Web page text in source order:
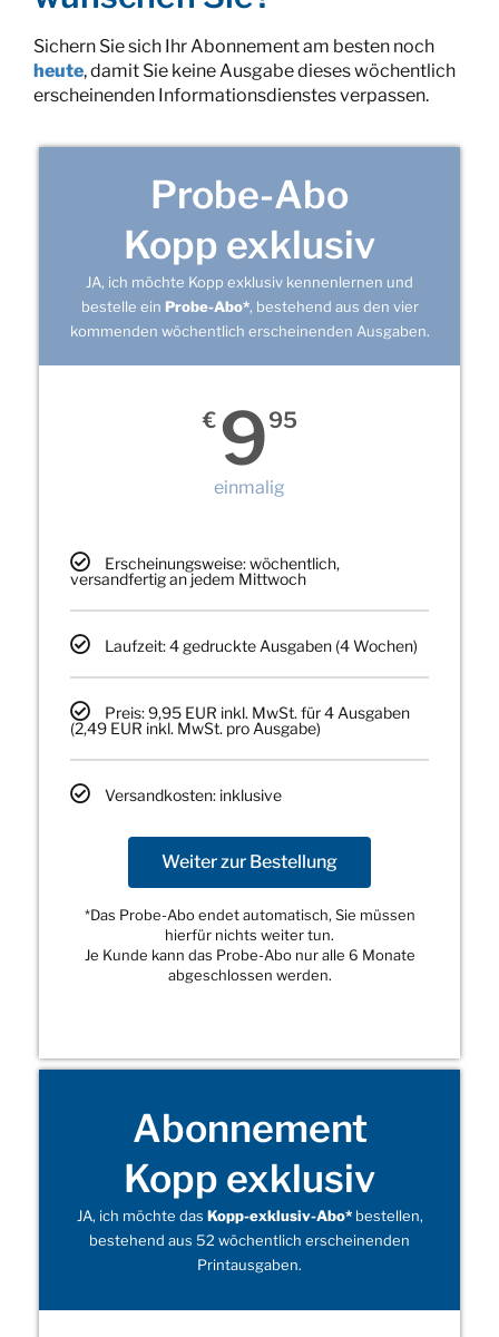
Sichern Sie sich Ihr Abonnement am besten noch
heute, damit Sie keine Ausgabe dieses wöchentlich
erscheinenden Informationsdienstes verpassen.
Probe-Abo
Kopp exklusiv
JA, ich möchte Kopp exklusiv kennenlernen und
bestelle ein Probe-Abo*, bestehend aus den vier
kommenden wöchentlich erscheinenden Ausgaben.
€ 995
einmalig
Erscheinungsweise: wöchentlich,
versandfertig an jedem Mittwoch
Laufzeit: 4 gedruckte Ausgaben (4 Wochen)
Preis: 9,95 EUR inkl. MwSt. für 4 Ausgaben
(2,49 EUR inkl. MwSt. pro Ausgabe)
Versandkosten: inklusive
Weiter zur Bestellung
*Das Probe-Abo endet automatisch, Sie müssen
hierfür nichts weiter tun.
Je Kunde kann das Probe-Abo nur alle 6 Monate
abgeschlossen werden.
Abonnement
Kopp exklusiv
JA, ich möchte das Kopp-exklusiv-Abo*bestellen,
bestehend aus 52 wöchentlich erscheinenden
Printausgaben.